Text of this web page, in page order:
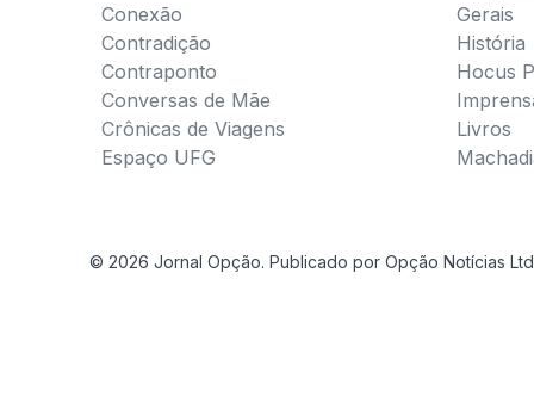
Conexão
Contradição
Contraponto
Conversas de Mãe
Crônicas de Viagens
Espaço UFG
Gerais
História
Hocus
Livros
© 2026 Jornal Opção. Publicado por Opção Notícias